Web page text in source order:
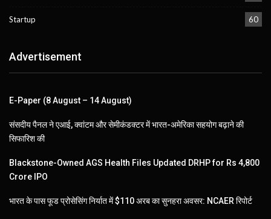
Startup 60
Advertisement
E-Paper (8 August – 14 August)
संसदीय पैनल ने एआई, क्वांटम और सेमीकंडक्टर में भारत-अमेरिका सहयोग बढ़ाने की
सिफारिश की
Blackstone-Owned AGS Health Files Updated DRHP for Rs 4,800
Crore IPO
भारत के पास फूड प्रोसेसिंग निर्यात में $110 अरब का सुनहरा अवसर: NCAER रिपोर्ट